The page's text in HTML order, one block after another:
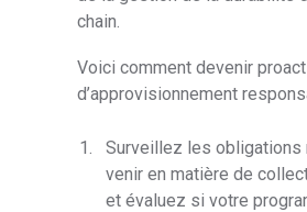
chain.
Voici comment devenir
d’approvisionnement
Surveillez les obligations
venir en matière de
et évaluez si votre